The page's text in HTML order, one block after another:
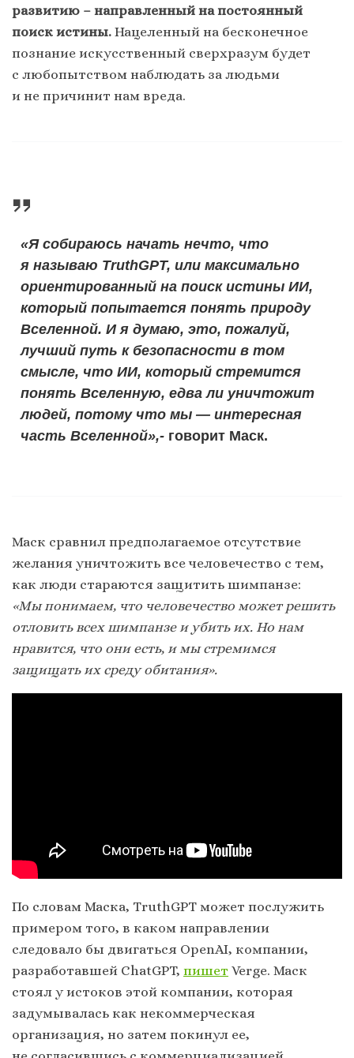
развитию – направленный на постоянный
поиск истины. Нацеленный на бесконечное
познание искусственный сверхразум будет
с любопытством наблюдать за людьми
и не причинит нам вреда.
«Я собираюсь начать нечто, что
я называю TruthGPT, или максимально
ориентированный на поиск истины ИИ,
который попытается понять природу
Вселенной. И я думаю, это, пожалуй,
лучший путь к безопасности в том
смысле, что ИИ, который стремится
понять Вселенную, едва ли уничтожит
людей, потому что мы — интересная
часть Вселенной»,- говорит Маск.
Маск сравнил предполагаемое отсутствие
желания уничтожить все человечество с тем,
как люди стараются защитить шимпанзе:
«Мы понимаем, что человечество может решить
отловить всех шимпанзе и убить их. Но нам
нравится, что они есть, и мы стремимся
защищать их среду обитания».
По словам Маска, TruthGPT может послужить
примером того, в каком направлении
следовало бы двигаться OpenAI, компании,
разработавшей ChatGPT, пишет Verge. Маск
стоял у истоков этой компании, которая
задумывалась как некоммерческая
организация, но затем покинул ее,